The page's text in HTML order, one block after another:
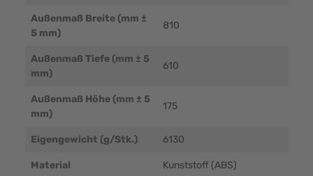
Außenmaß Breite (mm ±
5 mm)
810
Außenmaß Tiefe (mm ± 5
mm)
610
Außenmaß Höhe (mm ± 5
mm)
175
Eigengewicht (g/Stk.) 6130
Material Kunststoff (ABS)